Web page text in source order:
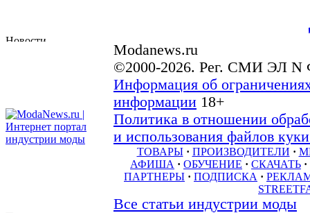
Modanews.ru
©2000-2026. Рег. СМИ ЭЛ N
Информация об
информации 18+
Политика в отношении
и использования файлов
ТОВАРЫ · ПРОИЗВОДИТЕЛИ ·
АФИША · ОБУЧЕНИЕ · СКАЧАТЬ ·
ПАРТНЕРЫ · ПОДПИСКА ·
Все статьи индустрии моды